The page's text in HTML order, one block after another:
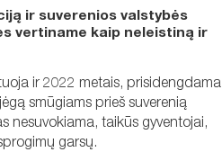
ir suverenios valstybės
vertiname kaip neleistiną ir
ir 2022 metais, prisidengdama
smūgiams prieš suverenią
nesuvokiama, taikūs gyventojai,
garsų.